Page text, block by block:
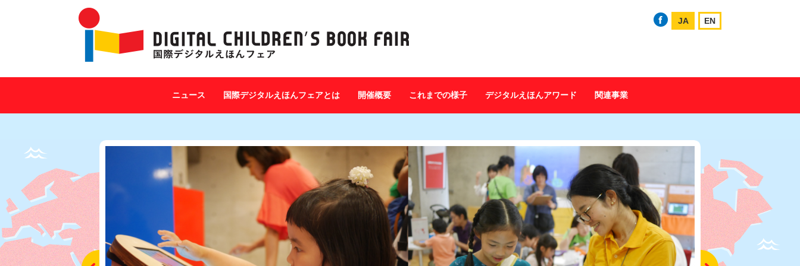
JA EN
ニュース 国際デジタルえほんフェアとは 開催概要 これまでの様子 デジタルえほんアワード 関連事業